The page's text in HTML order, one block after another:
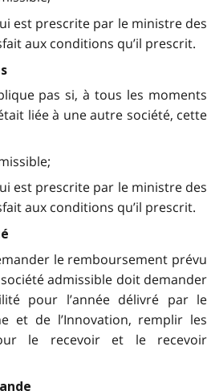
est prescrite par le ministre des
aux conditions qu’il prescrit.
pas si, à tous les moments
liée à une autre société, cette
est prescrite par le ministre des
aux conditions qu’il prescrit.
le remboursement prévu
admissible doit demander
pour l’année délivré par le
et de l’Innovation, remplir les
le recevoir et le recevoir